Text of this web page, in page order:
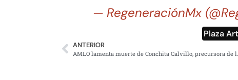
— RegeneraciónMx
Plaza
ANTERIOR